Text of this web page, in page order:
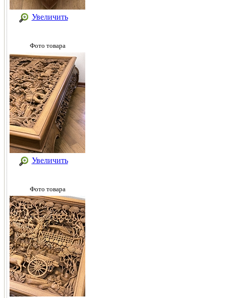
Увеличить
Фото товара
Увеличить
Фото товара